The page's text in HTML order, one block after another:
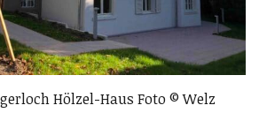
Hölzel-Haus Foto © Welz